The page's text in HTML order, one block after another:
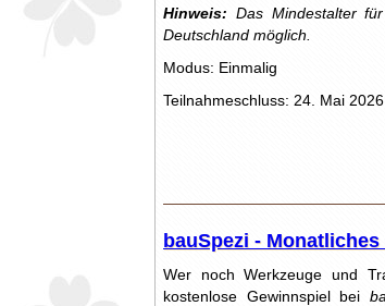
Hinweis: Das Mindestalter
Deutschland möglich.
Modus: Einmalig
Teilnahmeschluss: 24. Mai 2026
bauSpezi -
Wer noch Werkzeuge und
kostenlose Gewinnspiel bei